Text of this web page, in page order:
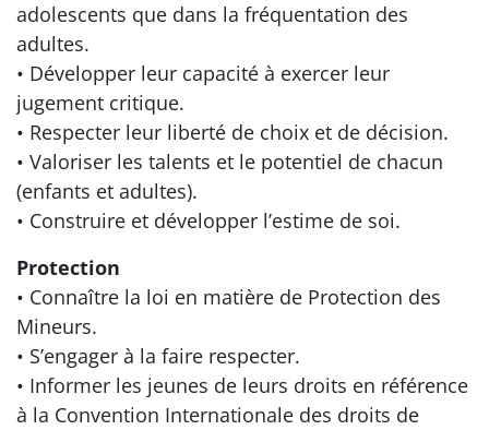
adolescents que dans la fréquentation des
adultes.
• Développer leur capacité à exercer leur
jugement critique.
• Respecter leur liberté de choix et de décision.
• Valoriser les talents et le potentiel de chacun
(enfants et adultes).
• Construire et développer l’estime de soi.
Protection
• Connaître la loi en matière de Protection des
Mineurs.
• S’engager à la faire respecter.
• Informer les jeunes de leurs droits en référence
à la Convention Internationale des droits de